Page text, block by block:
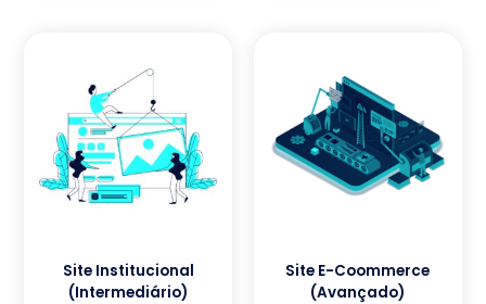
Site Institucional
(Intermediário)
Site E-Coommerce
(Avançado)